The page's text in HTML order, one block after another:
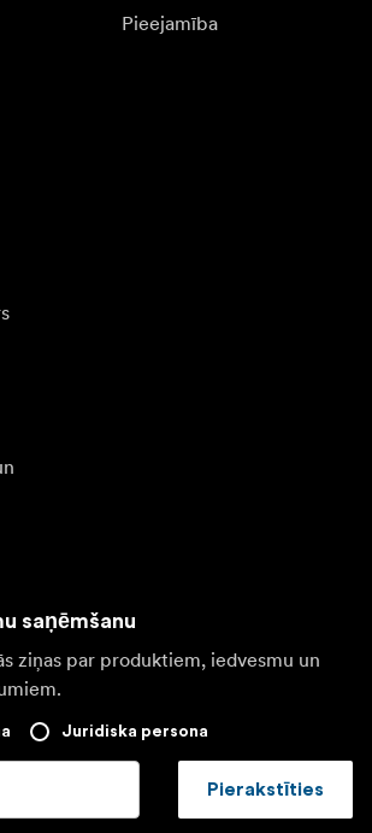
Pieejamība
saņēmšanu
ziņas par produktiem, iedvesmu un
Juridiska persona
Pierakstīties